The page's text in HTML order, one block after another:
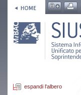
espandi l'albero